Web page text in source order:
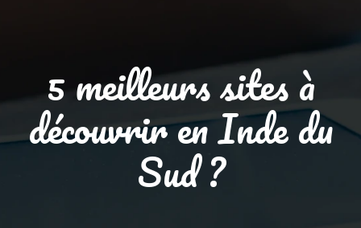
5 meilleurs sites à
découvrir en Inde du
Sud ?